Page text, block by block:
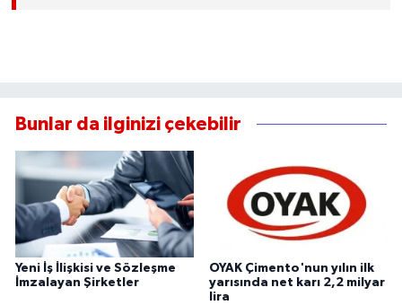
Bunlar da ilginizi çekebilir
Yeni İş İlişkisi ve Sözleşme
İmzalayan Şirketler
OYAK Çimento'nun yılın ilk
yarısında net karı 2,2 milyar
lira